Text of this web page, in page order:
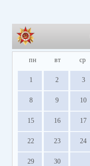
пн вт ср
1 2 3
8 9 10
15 16 17
22 23 24
29 30